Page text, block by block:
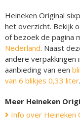
Heineken Original
het overzicht. Bekijk
of bezoek de pagina
Nederland. Naast
andere verpakkingen
aanbieding van een
van 6 blikjes 0,33 liter.
Meer Heineken
Info over Heineken